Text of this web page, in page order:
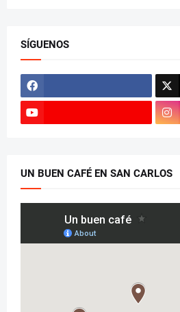
SÍGUENOS
UN BUEN CAFÉ EN SAN CARLOS